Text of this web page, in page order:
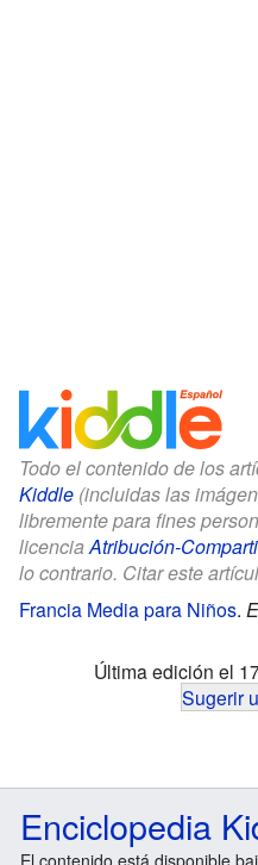
Todo el contenido de los
Kiddle (incluidas las
libremente para fines
licenciaAtribución-
lo contrario. Citar este
Francia Media para Niños.
Última edición el
Sugerir
Enciclopedia
El contenido está disponible